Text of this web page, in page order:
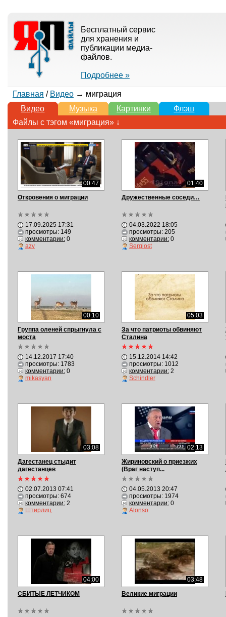
Бесплатный сервис
для хранения и
публикации медиа-
файлов.
Подробнее »
Главная / Видео→ миграция
Видео
Музыка Картинки
Флэш
Файлы с тэгом «миграция» ↓
00:47
Откровения о миграции
17.09.2025 17:31
просмотры: 149
комментарии:0
azv
01:40
Дружественные соседи…
04.03.2022 18:05
просмотры: 205
комментарии:0
Sergiost
00:10
Группа оленей спрыгнула с
моста
14.12.2017 17:40
просмотры: 1783
комментарии:0
mikasyan
05:03
За что патриоты обвиняют
Сталина
15.12.2014 14:42
просмотры: 1012
комментарии:2
Schindler
03:08
Дагестанец стыдит
дагестанцев
02.07.2013 07:41
просмотры: 674
комментарии:2
Штирлиц
02:13
Жириновский о приезжих
(Враг наступ...
04.05.2013 20:47
просмотры: 1974
комментарии:0
Alonso
04:00
СБИТЫЕ ЛЕТЧИКОМ
03:48
Великие миграции